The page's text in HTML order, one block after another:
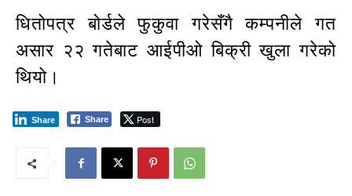
धितोपत्र बोर्डले फुकुवा गरेसँगै कम्पनीले गत
असार २२ गतेबाट आईपीओ बिक्री खुला गरेको
थियो।
Share Post
Share